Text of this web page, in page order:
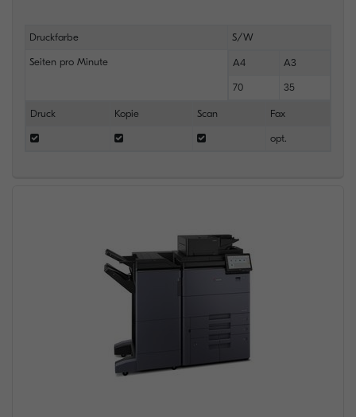
Druckfarbe S/W
Seiten pro Minute A4 A3
70 35
Druck Kopie Scan Fax
opt.